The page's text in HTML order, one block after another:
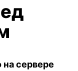
на сервере